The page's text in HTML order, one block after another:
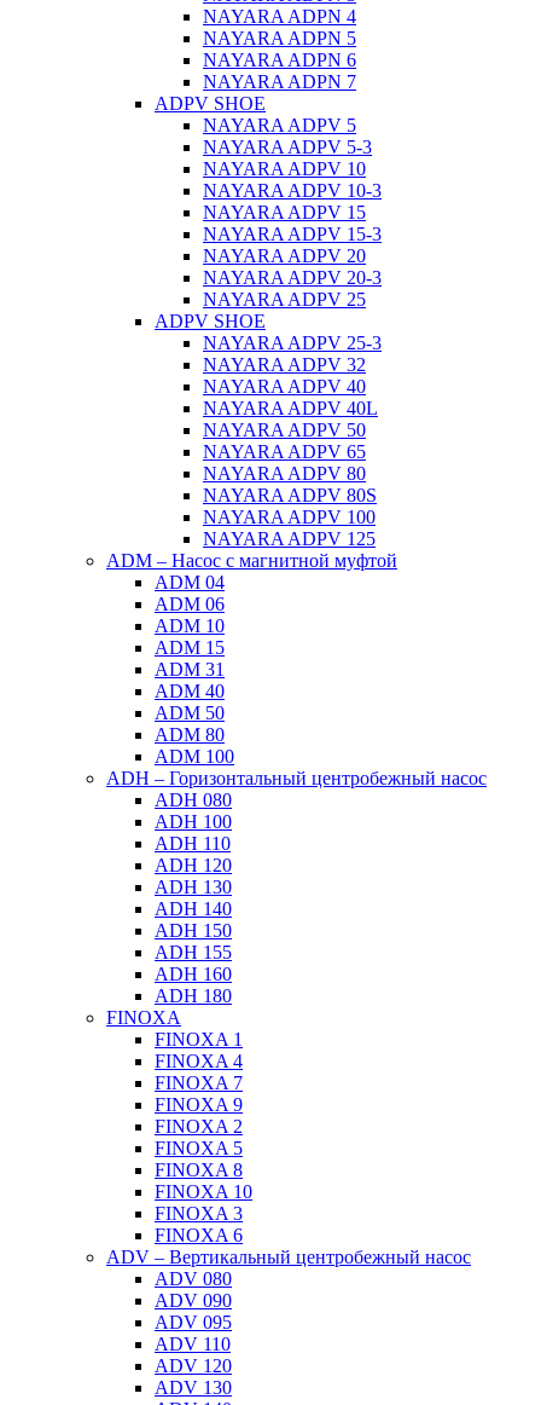
NAYARA ADPN 4
NAYARA ADPN 5
NAYARA ADPN 6
NAYARA ADPN 7
ADPV SHOE
ΝAYARA ADPV 5
NAYARA ADPV 5-3
NAYARA ADPV 10
NAYARA ADPV 10-3
NAYARA ADPV 15
NAYARA ADPV 15-3
NAYARA ADPV 20
NAYARA ADPV 20-3
NAYARA ADPV 25
ADPV SHOE
NAYARA ADPV 25-3
NAYARA ADPV 32
NAYARA ADPV 40
NAYARA ADPV 40L
NAYARA ADPV 50
NAYARA ADPV 65
NAYARA ADPV 80
NAYARA ADPV 80S
NAYARA ADPV 100
NAYARA ADPV 125
ADM – Насос с магнитной муфтой
ADM 04
ADM 06
ADM 10
ADM 15
ADM 31
ADM 40
ADM 50
ADM 80
ADM 100
ADH – Горизонтальный центробежный насос
ADH 080
ADH 100
ADH 110
ADH 120
ADH 130
ADH 140
ADH 150
ADH 155
ADH 160
ADH 180
FINOXA
FINOXA 1
FINOXA 4
FINOXA 7
FINOXA 9
FINOXA 2
FINOXA 5
FINOXA 8
FINOXA 10
FINOXA 3
FINOXA 6
ADV – Вертикальный центробежный насос
ADV 080
ADV 090
ADV 095
ADV 110
ADV 120
ADV 130